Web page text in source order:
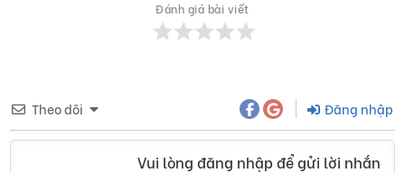
Đánh giá bài viết
Theo dõi Đăng nhập
Vui lòng đăng nhập để gửi lời nhắn